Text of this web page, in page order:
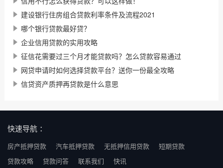
建设银行住房组合贷款利率条件及流程2021
哪个银行贷款最好贷？
企业信用贷款的实用攻略
征信花需要过三个月才能贷款吗？怎么贷款容易通过
网贷申请时如何选择贷款平台？送你一份最全攻略
信贷资产质押再贷款是什么意思
快速导航 ：
房产抵押贷款 汽车抵押贷款 无抵押信用贷款
短期贷款
贷款攻略
贷款问答 联系我们 快讯